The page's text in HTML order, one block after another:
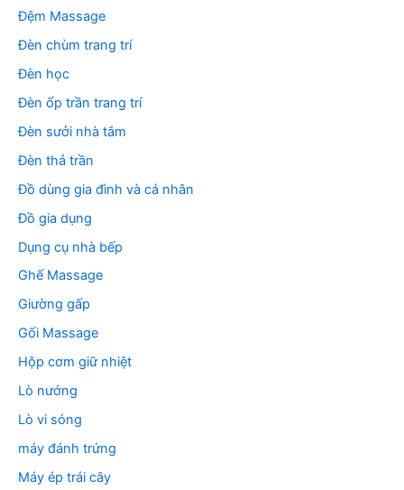
Đệm Massage
Đèn chùm trang trí
Đèn học
Đèn ốp trần trang trí
Đèn sưởi nhà tắm
Đèn thả trần
Đồ dùng gia đình và cá nhân
Đồ gia dụng
Dụng cụ nhà bếp
Ghế Massage
Giường gấp
Gối Massage
Hộp cơm giữ nhiệt
Lò nướng
Lò vi sóng
máy đánh trứng
Máy ép trái cây